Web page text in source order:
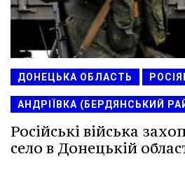
ДОНЕЦЬКА ОБЛАСТЬ
АНДРІЇВКА (БЕРДЯНСЬКИЙ
Російські війська
село в Донецькій